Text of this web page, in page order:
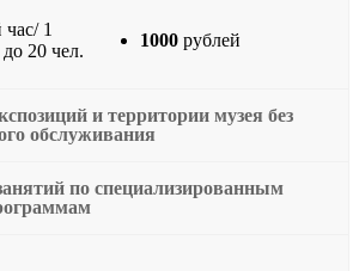
1
20 чел.
1000 рублей
и территории музея без
обслуживания
по специализированным